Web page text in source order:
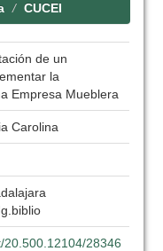
CUCEI
de un
la
Empresa Mueblera
Carolina
28346